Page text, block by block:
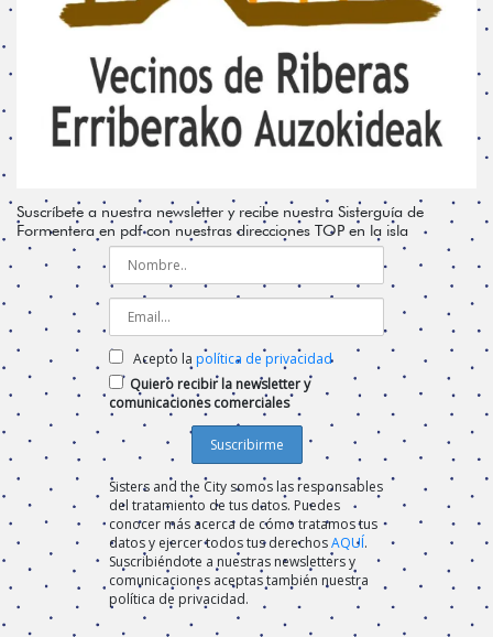
Suscríbete a nuestra newsletter y recibe nuestra Sisterguía de
Formentera en pdf con nuestras direcciones TOP en la isla
Acepto la política de privacidad
Quiero recibir la newsletter y
comunicaciones comerciales
Sisters and the City somos las responsables
del tratamiento de tus datos. Puedes
conocer más acerca de cómo tratamos tus
datos y ejercer todos tus derechosAQUÍ.
Suscribiéndote a nuestras newsletters y
comunicaciones aceptas también nuestra
política de privacidad.